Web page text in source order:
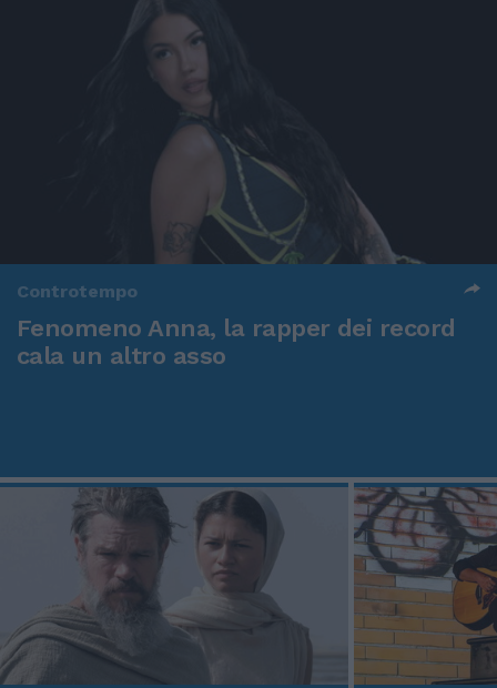
Controtempo
Fenomeno Anna, la rapper dei record
cala un altro asso